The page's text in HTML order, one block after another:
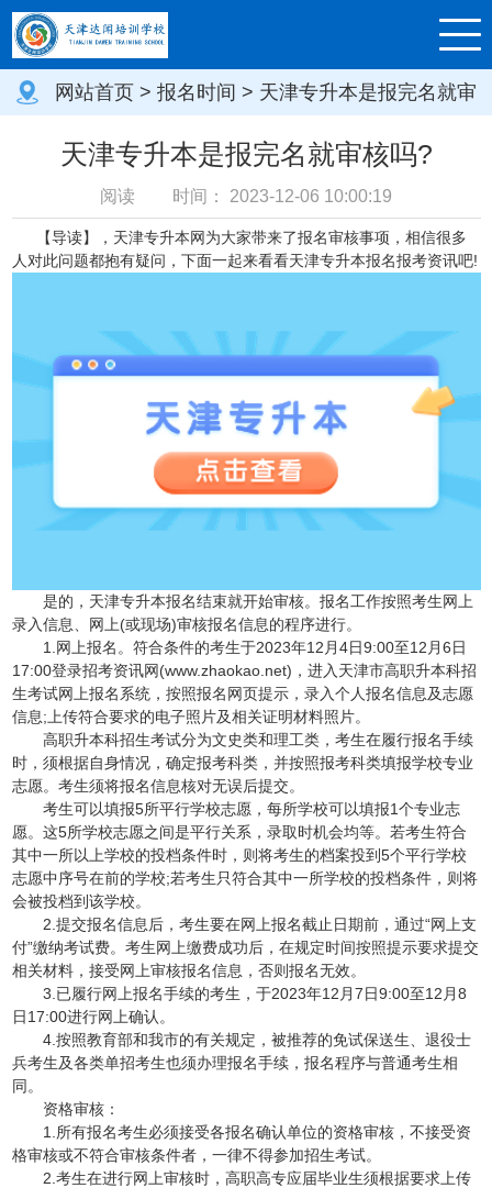
网站首页 > 报名时间 > 天津专升本是报完名就审
核吗?
天津专升本是报完名就审核吗?
阅读 时间： 2023-12-06 10:00:19
【导读】 ，天津专升本网为大家带来了报名审核事项， 相信很多
人对此问题都抱有疑问，下面一起来看看天津专升本报名报考资讯吧!
是的，天津专升本报名结束就开始审核。报名工作按照考生网上
录入信息、网上(或现场)审核报名信息的程序进行。
1.网上报名。符合条件的考生于2023年12月4日9:00至12月6日
17:00登录招考资讯网(www.zhaokao.net)，进入天津市高职升本科招
生考试网上报名系统，按照报名网页提示，录入个人报名信息及志愿
信息;上传符合要求的电子照片及相关证明材料照片。
高职升本科招生考试分为文史类和理工类，考生在履行报名手续
时，须根据自身情况，确定报考科类，并按照报考科类填报学校专业
志愿。考生须将报名信息核对无误后提交。
考生可以填报5所平行学校志愿，每所学校可以填报1个专业志
愿。这5所学校志愿之间是平行关系，录取时机会均等。若考生符合
其中一所以上学校的投档条件时，则将考生的档案投到5个平行学校
志愿中序号在前的学校;若考生只符合其中一所学校的投档条件，则将
会被投档到该学校。
2.提交报名信息后，考生要在网上报名截止日期前，通过“网上支
付”缴纳考试费。考生网上缴费成功后，在规定时间按照提示要求提交
相关材料，接受网上审核报名信息，否则报名无效。
3.已履行网上报名手续的考生，于2023年12月7日9:00至12月8
日17:00进行网上确认。
4.按照教育部和我市的有关规定，被推荐的免试保送生、退役士
兵考生及各类单招考生也须办理报名手续，报名程序与普通考生相
同。
资格审核：
1.所有报名考生必须接受各报名确认单位的资格审核，不接受资
格审核或不符合审核条件者，一律不得参加招生考试。
2.考生在进行网上审核时，高职高专应届毕业生须根据要求上传